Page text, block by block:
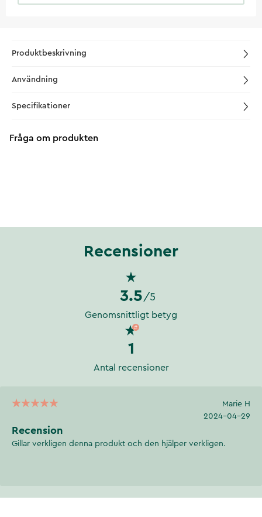
Produktbeskrivning
Användning
Specifikationer
Fråga om produkten
Recensioner
3.5 /5
Genomsnittligt betyg
1
Antal recensioner
Marie H
2024-04-29
Recension
Gillar verkligen denna produkt och den hjälper verkligen.